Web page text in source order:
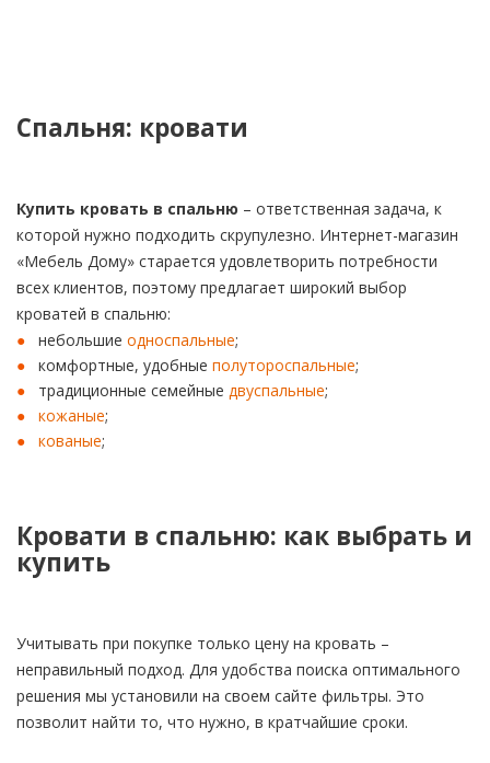
Спальня: кровати
Купить кровать в спальню – ответственная задача, к
которой нужно подходить скрупулезно. Интернет-магазин
«Мебель Дому» старается удовлетворить потребности
всех клиентов, поэтому предлагает широкий выбор
кроватей в спальню:
небольшие односпальные;
комфортные, удобные полутороспальные;
традиционные семейные двуспальные;
кожаные;
кованые;
Кровати в спальню: как выбрать и
купить
Учитывать при покупке только цену на кровать –
неправильный подход. Для удобства поиска оптимального
решения мы установили на своем сайте фильтры. Это
позволит найти то, что нужно, в кратчайшие сроки.